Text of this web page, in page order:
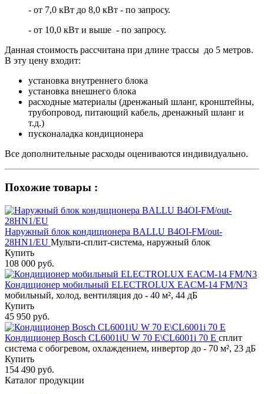
- от 7,0 кВт до 8,0 кВт - по запросу.
- от 10,0 кВт и выше - по запросу.
Данная стоимость рассчитана при длине трассы до 5 метров.
В эту цену входит:
установка внутреннего блока
установка внешнего блока
расходные материалы (дренжаный шланг, кронштейны,
трубопровод, питающий кабель, дренажный шланг и
т.д.)
пусконаладка кондиционера
Все дополнительные расходы оцениваются индивидуально.
Похожие товары :
Наружный блок кондиционера BALLU B4OI-FM/out-
28HN1/EU Мульти-сплит-система, наружный блок
Купить
108 000 руб.
Кондиционер мобильный ELECTROLUX EACM-14 FM/N3
мобильный, холод, вентиляция до - 40 м², 44 дБ
Купить
45 950 руб.
Кондиционер Bosch CL6001iU W 70 E\CL6001i 70 E сплит
система с обогревом, охлаждением, инвертор до - 70 м², 23 дБ
Купить
154 490 руб.
Каталог продукции